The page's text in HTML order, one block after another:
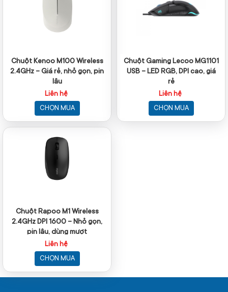
Chuột Kenoo M100 Wireless
2.4GHz – Giá rẻ, nhỏ gọn, pin
lâu
Liên hệ
CHỌN MUA
Chuột Gaming Lecoo MG1101
USB – LED RGB, DPI cao, giá
rẻ
Liên hệ
CHỌN MUA
Chuột Rapoo M1 Wireless
2.4GHz DPI 1600 – Nhỏ gọn,
pin lâu, dùng mượt
Liên hệ
CHỌN MUA